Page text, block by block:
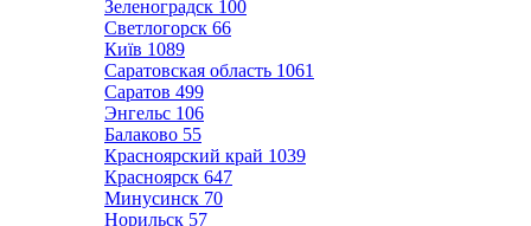
Зеленоградск 100
Светлогорск 66
Київ 1089
Саратовская область 1061
Саратов 499
Энгельс 106
Балаково 55
Красноярский край 1039
Красноярск 647
Минусинск 70
Норильск 57